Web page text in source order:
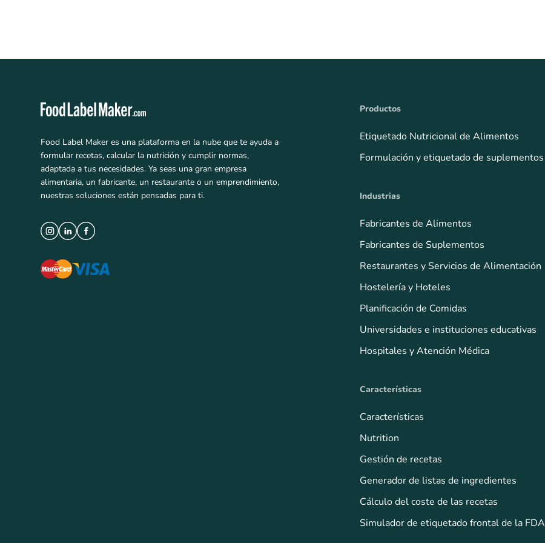
Food Label Maker es una plataforma en la nube que te ayuda a
formular recetas, calcular la nutrición y cumplir normas,
adaptada a tus necesidades. Ya seas una gran empresa
alimentaria, un fabricante, un restaurante o un emprendimiento,
nuestras soluciones están pensadas para ti.
Productos
Etiquetado Nutricional de Alimentos
Formulación y etiquetado de suplementos
Industrias
Fabricantes de Alimentos
Fabricantes de Suplementos
Restaurantes y Servicios de Alimentación
Hostelería y Hoteles
Planificación de Comidas
Universidades e instituciones educativas
Hospitales y Atención Médica
Características
Características
Nutrition
Gestión de recetas
Generador de listas de ingredientes
Cálculo del coste de las recetas
Simulador de etiquetado frontal de la FDA